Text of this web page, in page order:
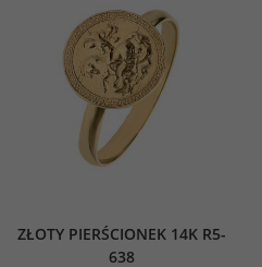
ZŁOTY PIERŚCIONEK 14K R5-
638